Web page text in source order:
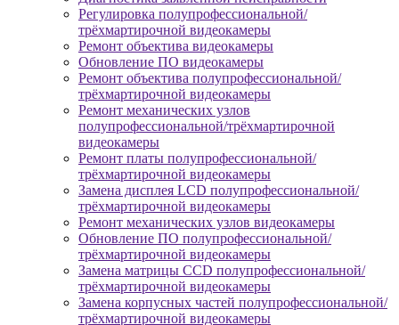
Регулировка полупрофессиональной/
трёхмартирочной видеокамеры
Ремонт объектива видеокамеры
Обновление ПО видеокамеры
Ремонт объектива полупрофессиональной/
трёхмартирочной видеокамеры
Ремонт механических узлов
полупрофессиональной/трёхмартирочной
видеокамеры
Ремонт платы полупрофессиональной/
трёхмартирочной видеокамеры
Замена дисплея LCD полупрофессиональной/
трёхмартирочной видеокамеры
Ремонт механических узлов видеокамеры
Обновление ПО полупрофессиональной/
трёхмартирочной видеокамеры
Замена матрицы CCD полупрофессиональной/
трёхмартирочной видеокамеры
Замена корпусных частей полупрофессиональной/
трёхмартирочной видеокамеры